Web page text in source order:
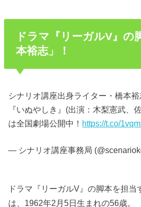
ドラマ『リーガルV』の
本裕志」！
シナリオ講座出身ライター・橋本
『いぬやしき』(出演：木梨憲武、
は全国劇場公開中！ https://t.co/
— シナリオ講座事務局
ドラマ『リーガルV』の脚本を担当
は、1962年2月5日生まれの56歳。